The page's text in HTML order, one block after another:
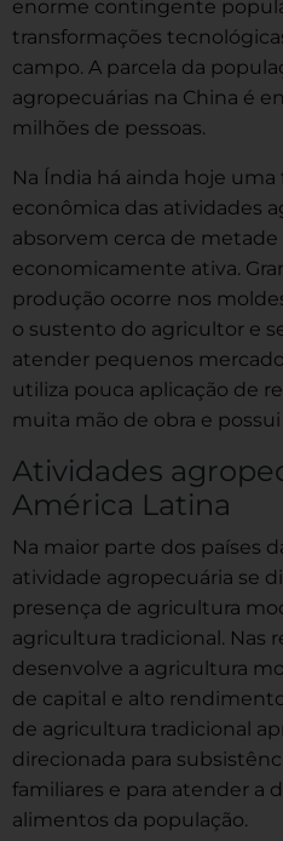
enorme contingente
transformações
campo. A parcela da
agropecuárias na China é
milhões de pessoas.
Na Índia há ainda hoje
econômica das atividades
absorvem cerca de
economicamente ativa.
produção ocorre nos
o sustento do agricultor e
atender pequenos
utiliza pouca aplicação de
muita mão de obra e
Atividades
América Latina
Na maior parte dos países
atividade agropecuária se
presença de agricultura
agricultura tradicional. Nas
desenvolve a agricultura
de capital e alto
de agricultura tradicional
direcionada para
familiares e para atender a
alimentos da população.